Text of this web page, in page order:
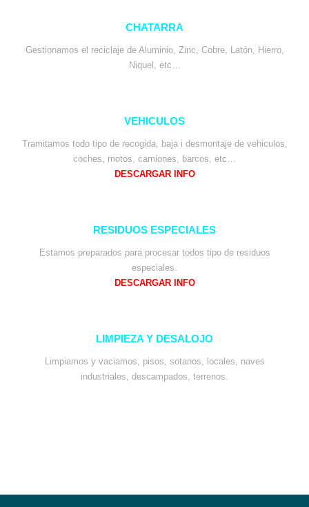
CHATARRA
Gestionamos el reciclaje de Aluminio, Zinc, Cobre, Latón, Hierro,
Niquel, etc…
VEHICULOS
Tramitamos todo tipo de recogida, baja i desmontaje de vehiculos,
coches, motos, camiones, barcos, etc…
DESCARGAR INFO
RESIDUOS ESPECIALES
Estamos preparados para procesar todos tipo de residuos
especiales.
DESCARGAR INFO
LIMPIEZA Y DESALOJO
Limpiamos y vaciamos, pisos, sotanos, locales, naves
industriales, descampados, terrenos.